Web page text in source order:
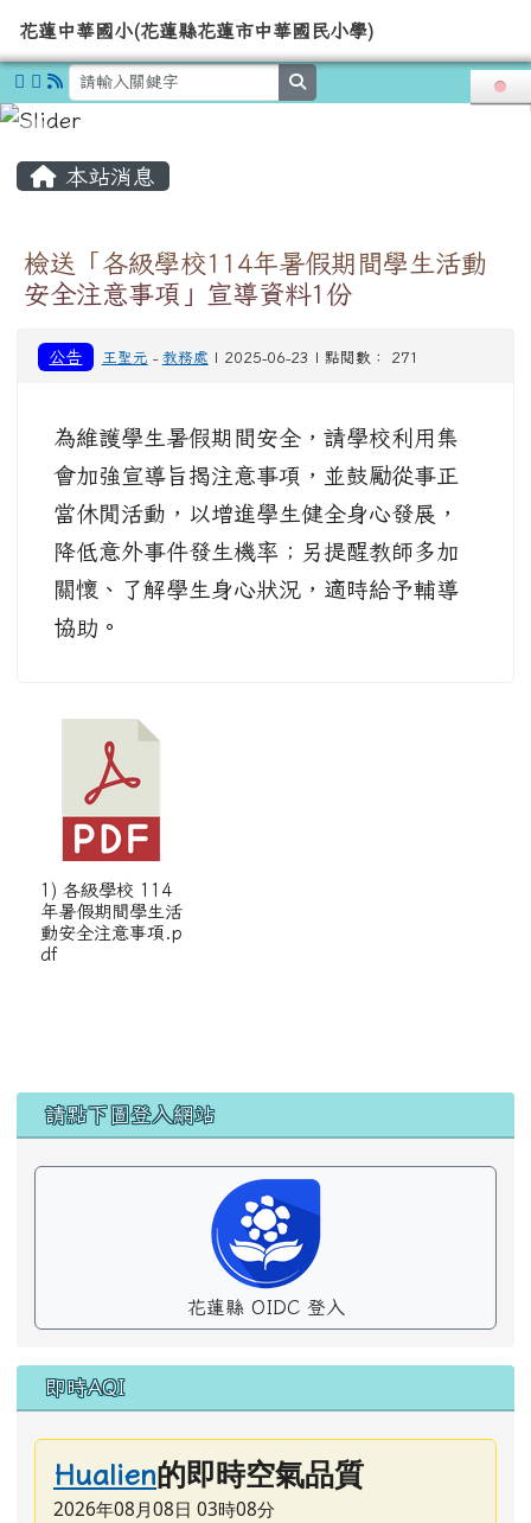
花蓮中華國小(花蓮縣花蓮市中華
導覽列
花蓮中華國小(花蓮縣花蓮市中華國民小學)
本站消息
檢送「各級學校114年暑假期間學生活動
安全注意事項」宣導資料1份
公告 王聖元 - 教務處 | 2025-06-23 | 點閱數： 271
為維護學生暑假期間安全，請學校利用集
會加強宣導旨揭注意事項，並鼓勵從事正
當休閒活動，以增進學生健全身心發展，
降低意外事件發生機率；另提醒教師多加
關懷、了解學生身心狀況，適時給予輔導
協助。
1) 各級學校 114
年暑假期間學生活
動安全注意事項.p
df
左邊區域內容
請點下圖登入網站
花蓮縣 OIDC 登入
即時AQI
Hualien的即時空氣品質
2026年08月08日 03時08分